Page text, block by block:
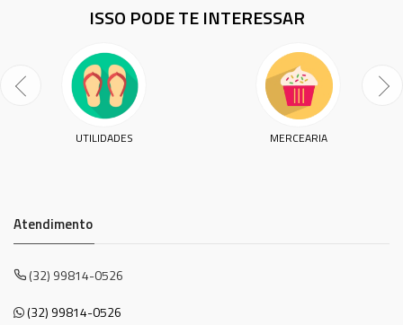
ISSO PODE TE INTERESSAR
UTILIDADES MERCEARIA
Atendimento
(32) 99814-0526
(32) 99814-0526